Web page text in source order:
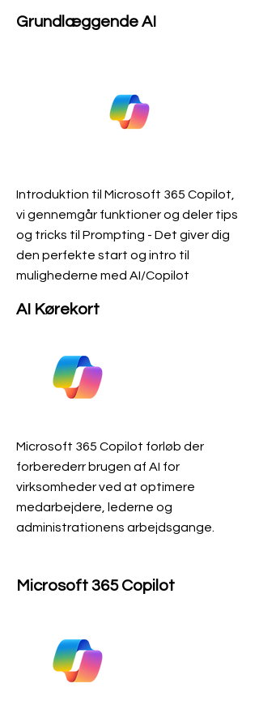
Grundlæggende AI
Introduktion til Microsoft 365 Copilot,
vi gennemgår funktioner og deler tips
og tricks til Prompting - Det giver dig
den perfekte start og intro til
mulighederne med AI/Copilot
AI Kørekort
Microsoft 365 Copilot forløb der
forberederr brugen af AI for
virksomheder ved at optimere
medarbejdere, lederne og
administrationens arbejdsgange.
Microsoft 365 Copilot